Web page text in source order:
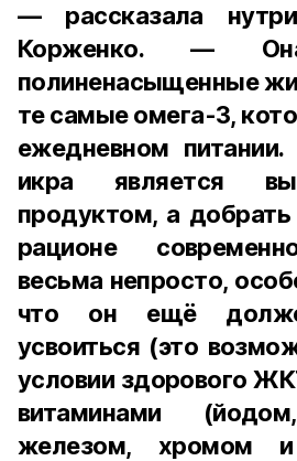
— рассказала
Корженко. —
полиненасыщенные
те самые омега-3,
ежедневном
икра является
продуктом, а
рационе
весьма непросто,
что он ещё
усвоиться (это
условии здорового
витаминами
железом, хромом